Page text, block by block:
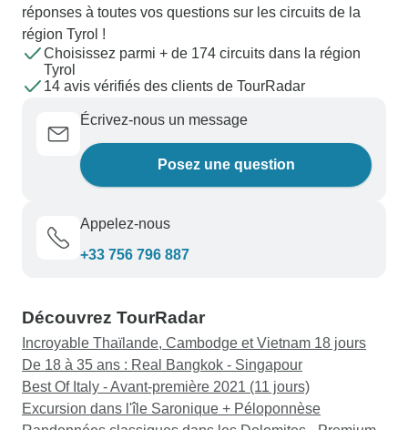
réponses à toutes vos questions sur les circuits de la
région Tyrol !
Choisissez parmi + de 174 circuits dans la région
Tyrol
14 avis vérifiés des clients de TourRadar
Écrivez-nous un message
Posez une question
Appelez-nous
+33 756 796 887
Découvrez TourRadar
Incroyable Thaïlande, Cambodge et Vietnam 18 jours
De 18 à 35 ans : Real Bangkok - Singapour
Best Of Italy - Avant-première 2021 (11 jours)
Excursion dans l'île Saronique + Péloponnèse